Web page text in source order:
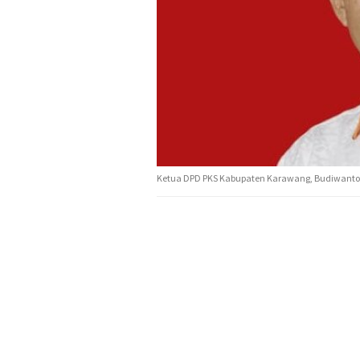
Ketua DPD PKS Kabupaten Karawang,